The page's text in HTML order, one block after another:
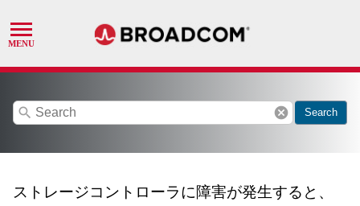
search cancel Search
ストレージコントローラに障害が発生すると、